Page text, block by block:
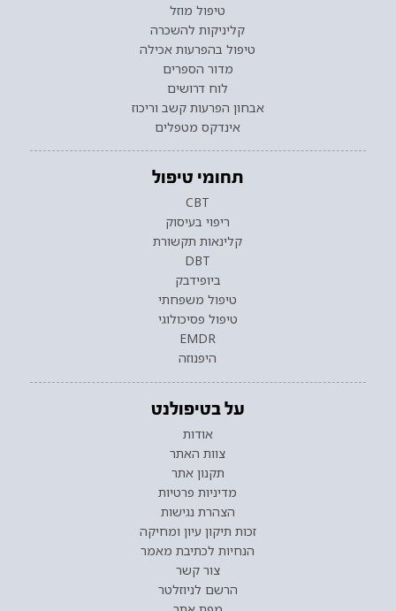
טיפול מוזל
קליניקות להשכרה
טיפול בהפרעות אכילה
מדור הספרים
לוח דרושים
אבחון הפרעות קשב וריכוז
אינדקס מטפלים
תחומי טיפול
CBT
ריפוי בעיסוק
קלינאות תקשורת
DBT
ביופידבק
טיפול משפחתי
טיפול פסיכולוגי
EMDR
היפנוזה
על בטיפולנט
אודות
צוות האתר
תקנון אתר
מדיניות פרטיות
הצהרת נגישות
זכות תיקון עיון ומחיקה
הנחיות לכתיבת מאמר
צור קשר
הרשם לניוזלטר